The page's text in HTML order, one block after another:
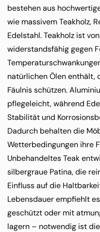
bestehen aus
wie massivem Teakholz,
Edelstahl. Teakholz ist
widerstandsfähig gegen
natürlichen Ölen enthält,
Fäulnis schützen.
pflegeleicht, während
Stabilität und
Dadurch behalten die
Wetterbedingungen ihre
Unbehandeltes Teak
silbergraue Patina, die
Einfluss auf die
Lebensdauer empfiehlt
geschützt oder mit
lagern – notwendig ist